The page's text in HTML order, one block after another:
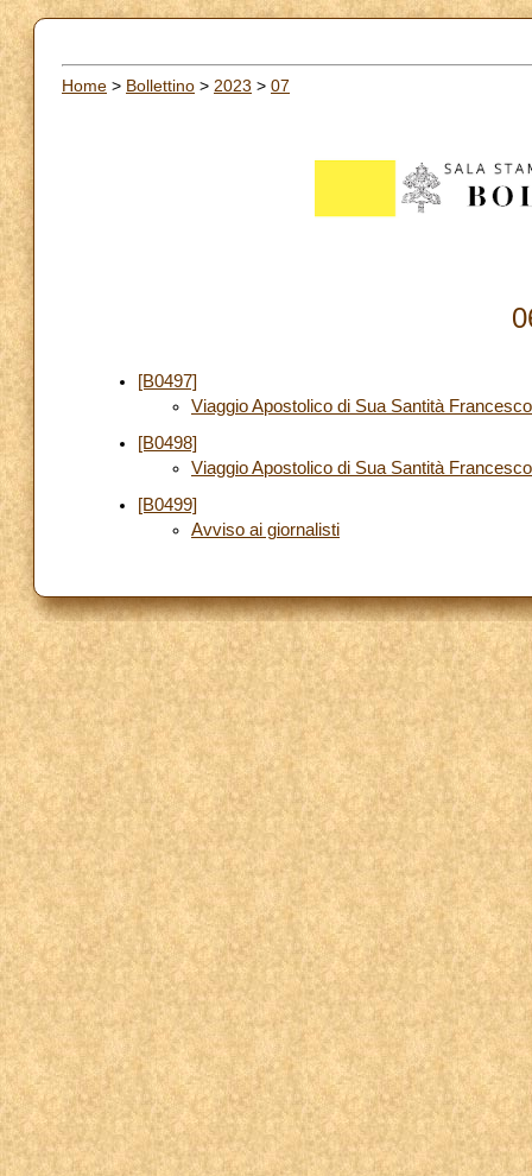
Home > Bollettino > 2023 > 07
[B0497]
Viaggio Apostolico di Sua Santità
[B0498]
Viaggio Apostolico di Sua Santità
[B0499]
Avviso ai giornalisti